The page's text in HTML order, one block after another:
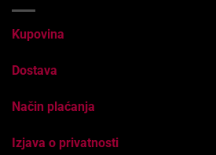
Kupovina
Dostava
Način plaćanja
Izjava o privatnosti